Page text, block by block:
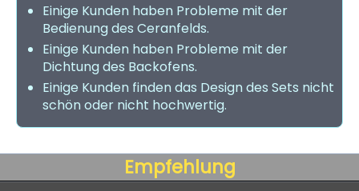
Einige Kunden haben Probleme mit der
Bedienung des Ceranfelds.
Einige Kunden haben Probleme mit der
Dichtung des Backofens.
Einige Kunden finden das Design des Sets nicht
schön oder nicht hochwertig.
Empfehlung